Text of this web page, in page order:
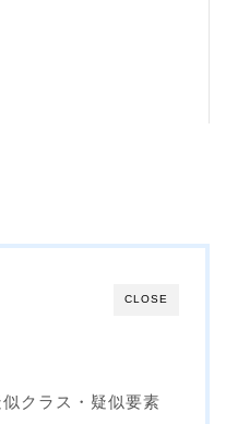
CLOSE
クラス・疑似要素